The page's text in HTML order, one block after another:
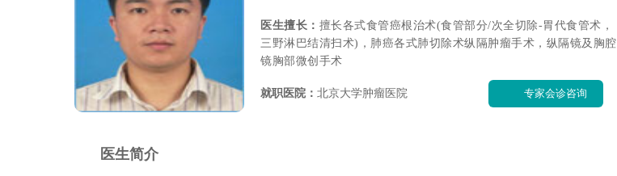
医生擅长： 擅长各式食管癌根治术(食管部分/次全切除-胃代食管术，
三野淋巴结清扫术)，肺癌各式肺切除术纵隔肿瘤手术，纵隔镜及胸腔
镜胸部微创手术
就职医院： 北京大学肿瘤医院 专家会诊咨询
医生简介